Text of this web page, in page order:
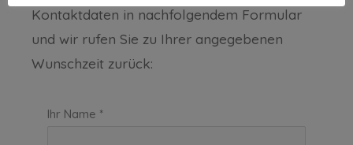
Kontaktdaten in nachfolgendem Formular
und wir rufen Sie zu Ihrer angegebenen
Wunschzeit zurück:
Ihr Name *